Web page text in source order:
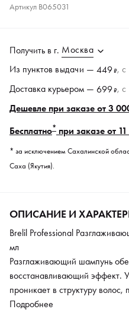
Артикул B065031
Получить в г. Москва
Из пунктов выдачи — 449₽, c
Доставка курьером — 699₽, c
Дешевле при заказе от 3
Бесплатно* при заказе от
* за исключением Сахалинской
Саха (Якутия).
ОПИСАНИЕ И
Brelil Professional
мл
Разглаживающий шампунь
восстанавливающий эффект.
проникает в структуру
шелковистость, при этом не
Подробнее